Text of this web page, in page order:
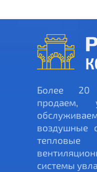
Более 20
продаем,
воздушные
системы